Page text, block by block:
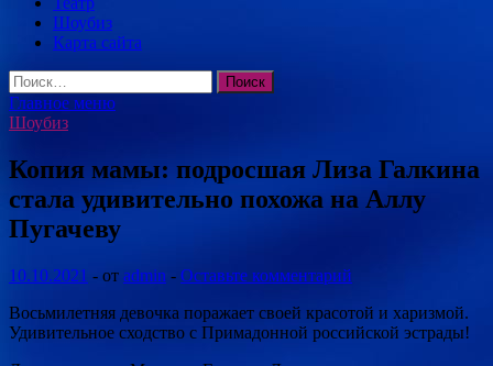
Шоубиз
Карта сайта
Найти:
Главное меню
Шоубиз
Копия мамы: подросшая Лиза Галкина
стала удивительно похожа на Аллу
Пугачеву
10.10.2021 - от admin - Оставьте комментарий
Восьмилетняя девочка поражает своей красотой и харизмой.
Удивительное сходство с Примадонной российской эстрады!